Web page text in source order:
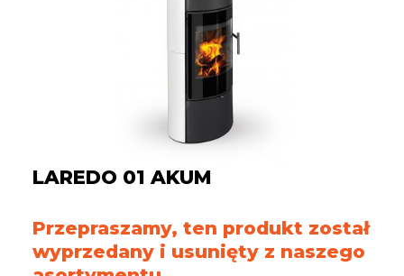
LAREDO 01 AKUM
Przepraszamy, ten produkt został
wyprzedany i usunięty z naszego